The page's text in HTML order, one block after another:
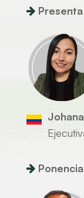
Presenta